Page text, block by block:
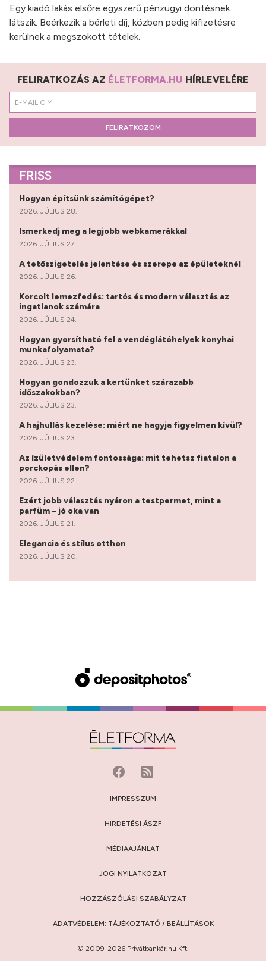
Egy kiadó lakás elsőre egyszerű pénzügyi döntésnek
látszik. Beérkezik a bérleti díj, közben pedig kifizetésre
kerülnek a megszokott tételek.
FELIRATKOZÁS AZ ÉLETFORMA.HU HÍRLEVELÉRE
FELIRATKOZOM
FRISS
Hogyan építsünk számítógépet?
2026. JÚLIUS 28.
Ismerkedj meg a legjobb webkamerákkal
2026. JÚLIUS 27.
A tetőszigetelés jelentése és szerepe az épületeknél
2026. JÚLIUS 26.
Korcolt lemezfedés: tartós és modern választás az
ingatlanok számára
2026. JÚLIUS 24.
Hogyan gyorsítható fel a vendéglátóhelyek konyhai
munkafolyamata?
2026. JÚLIUS 23.
Hogyan gondozzuk a kertünket szárazabb
időszakokban?
2026. JÚLIUS 23.
A hajhullás kezelése: miért ne hagyja figyelmen kívül?
2026. JÚLIUS 23.
Az ízületvédelem fontossága: mit tehetsz fiatalon a
porckopás ellen?
2026. JÚLIUS 22.
Ezért jobb választás nyáron a testpermet, mint a
parfüm – jó oka van
2026. JÚLIUS 21.
Elegancia és stílus otthon
2026. JÚLIUS 20.
IMPRESSZUM
HIRDETÉSI ÁSZF
MÉDIAAJÁNLAT
JOGI NYILATKOZAT
HOZZÁSZÓLÁSI SZABÁLYZAT
ADATVÉDELEM: TÁJÉKOZTATÓ / BEÁLLÍTÁSOK
© 2009-2026 Privátbankár.hu Kft.